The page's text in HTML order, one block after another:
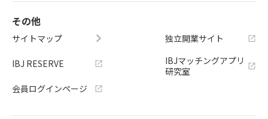
その他
サイトマップ
IBJ RESERVE
会員ログインページ
独立開業サイト
IBJマッチングアプリ
研究室